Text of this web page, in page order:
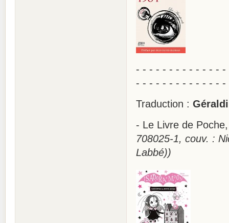
- - - - - - - - - - - - -
- - - - - - - - - - - - -
Traduction :
- Le Livre de
708025-1, couv. :
Labbé))